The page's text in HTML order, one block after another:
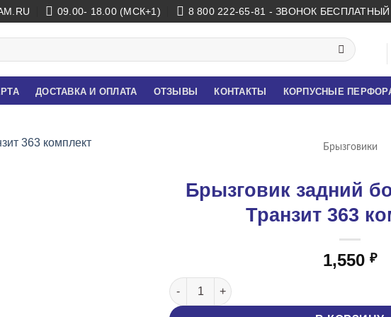
09.00- 18.00 (МСК+1) 8 800 222-65-81 - ЗВОНОК БЕСПЛАТНЫЙ
ДОСТАВКА И ОПЛАТА ОТЗЫВЫ КОНТАКТЫ КОРПУСНЫЕ
Брызговики
Брызговик задний
Транзит 363
1,550 ₽
Количество товара Брызговик задний